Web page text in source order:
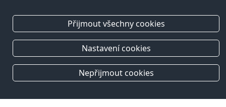
Přijmout všechny cookies
Nastavení cookies
Nepřijmout cookies